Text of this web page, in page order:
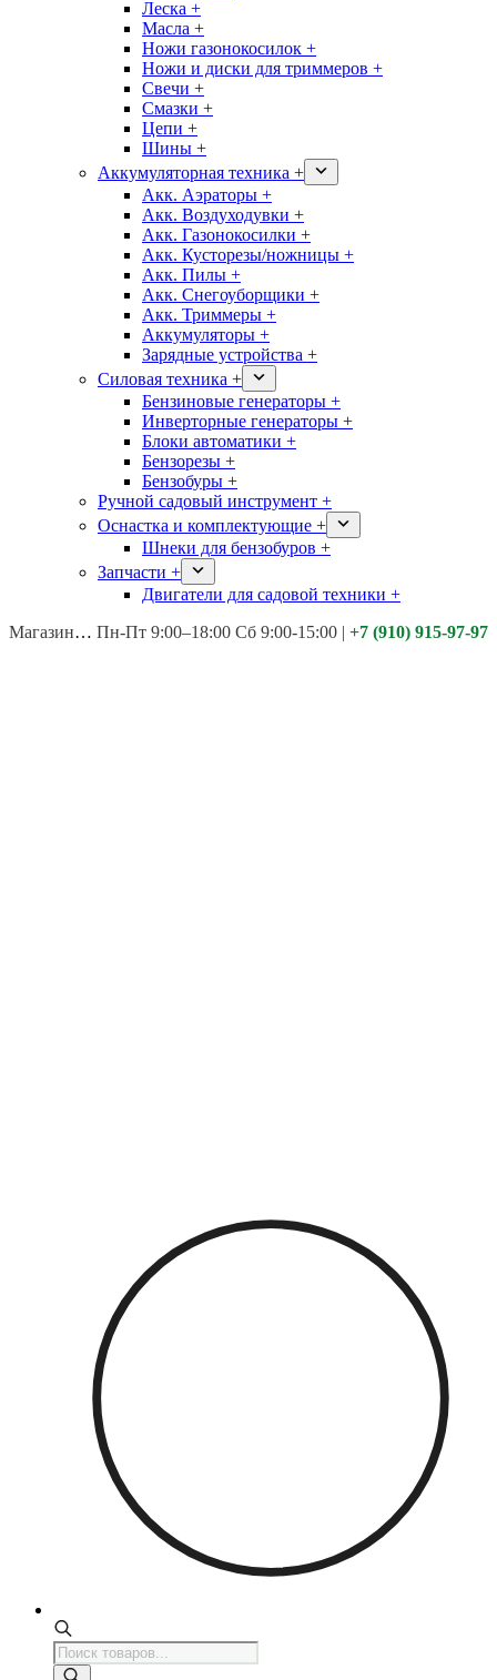
Леска +
Масла +
Ножи газонокосилок +
Ножи и диски для триммеров +
Свечи +
Смазки +
Цепи +
Шины +
Аккумуляторная техника +
Акк. Аэраторы +
Акк. Воздуходувки +
Акк. Газонокосилки +
Акк. Кусторезы/ножницы +
Акк. Пилы +
Акк. Снегоуборщики +
Акк. Триммеры +
Аккумуляторы +
Зарядные устройства +
Силовая техника +
Бензиновые генераторы +
Инверторные генераторы +
Блоки автоматики +
Бензорезы +
Бензобуры +
Ручной садовый инструмент +
Оснастка и комплектующие +
Шнеки для бензобуров +
Запчасти +
Двигатели для садовой техники +
Магазины: Калуга ул. Московская д.113
Пн-Пт 9:00–18:00 Сб 9:00-15:00 | +7 (910) 915-97-97
Поиск
товаров